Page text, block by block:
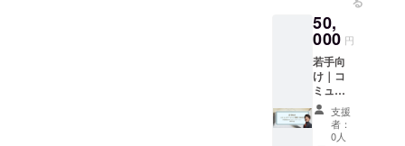
何名で
も参加
可能で
す。
承くだ
さい。
・実施
概要：
60分×1
回 ・有
効期
限：
2025年
合がご
ざいま
すの
で、予
めご了
承くだ
さい。
・実施
概要：
理職に
求めら
れる
リー
ダー
シップ
のスキ
チーム
50,
000 円
若手向
け｜コ
ミュニ
ケー
ション
研修
支援
者：
0人